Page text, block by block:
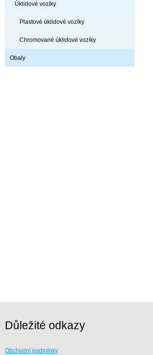
Úklidové vozíky
Plastové úklidové vozíky
Chromované úklidové vozíky
Obaly
Důležité odkazy
Obchodní podmínky